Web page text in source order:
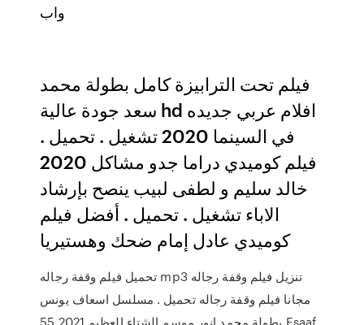
واب
فيلم تحت الترابيزة كامل بطولة محمد
سعد جودة عالية hd افلام عربي جديده
في السينما 2020 تشغيل . تحميل .
فيلم كوميدي دراما جدو مشاكل 2020
خالد سليم و لطفى لبيب ينصح بإرشاد
الاباء تشغيل . تحميل . أفضل فيلم
كوميدي عادل إمام ضحك وهستيريا
تحميل فيلم وقفة رجاله mp3 تنزيل فيلم وقفة رجاله
مجانا فيلم وقفة رجاله تحميل . مسلسل اسعاف يونس
بطولة محمد انور موسم الشتاء العظيم 2021 55 Esaaf